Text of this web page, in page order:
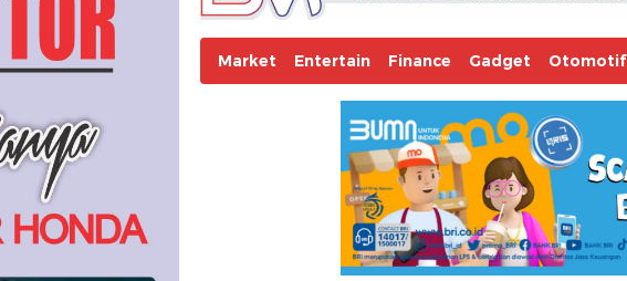
Market Entertain Finance Gadget Otomotif